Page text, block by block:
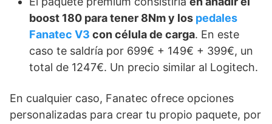
boost 180 para tener 8Nm y los pedales
Fanatec V3 con célula de carga. En este
caso te saldría por 699€ + 149€ + 399€, un
total de 1247€. Un precio similar al Logitech.
En cualquier caso, Fanatec ofrece opciones
personalizadas para crear tu propio paquete, por